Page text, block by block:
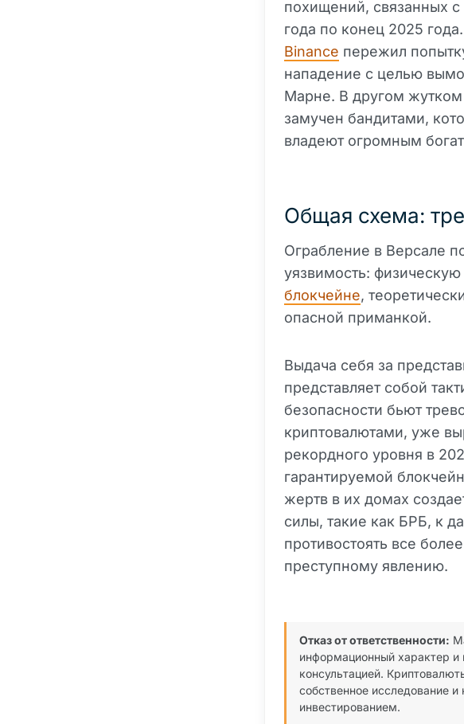
похищений, связанных
года по конец 2025
Binance пережил
нападение с целью
Марне. В другом
замучен бандитами,
владеют огромным
Общая схема:
Ограбление в Версале
уязвимость:
блокчейне,
опасной приманкой.
Выдача себя за
представляет собой
безопасности бьют
криптовалютами, уже
рекордного уровня в
гарантируемой
жертв в их домах
силы, такие как БРБ, к
противостоять все
преступному явлению.
Отказ от ответственности:
информационный характер и
консультацией.
собственное исследование
инвестированием.